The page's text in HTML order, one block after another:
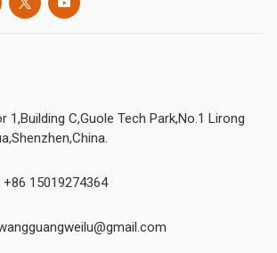
1,Building C,Guole Tech Park,No.1 Lirong
15019274364